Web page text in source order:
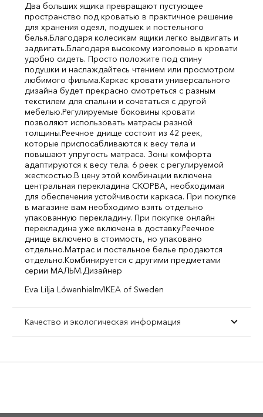
Два больших ящика превращают пустующее
пространство под кроватью в практичное решение
для хранения одеял, подушек и постельного
белья.Благодаря колесикам ящики легко выдвигать и
задвигать.Благодаря высокому изголовью в кровати
удобно сидеть. Просто положите под спину
подушки и наслаждайтесь чтением или просмотром
любимого фильма.Каркас кровати универсального
дизайна будет прекрасно смотреться с разным
текстилем для спальни и сочетаться с другой
мебелью.Регулируемые боковины кровати
позволяют использовать матрасы разной
толщины.Реечное днище состоит из 42 реек,
которые приспосабливаются к весу тела и
повышают упругость матраса. Зоны комфорта
адаптируются к весу тела. 6 реек с регулируемой
жесткостью.В цену этой комбинации включена
центральная перекладина СКОРВА, необходимая
для обеспечения устойчивости каркаса. При покупке
в магазине вам необходимо взять отдельно
упакованную перекладину. При покупке онлайн
перекладина уже включена в доставку.Реечное
днище включено в стоимость, но упаковано
отдельно.Матрас и постельное белье продаются
отдельно.Комбинируется с другими предметами
серии МАЛЬМ.Дизайнер
Eva Lilja Löwenhielm/IKEA of Sweden
Качество и экологическая информация